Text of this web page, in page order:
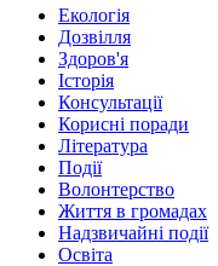
Екологія
Дозвілля
Здоров'я
Історія
Консультації
Корисні поради
Література
Події
Волонтерство
Життя в громадах
Надзвичайні події
Освіта